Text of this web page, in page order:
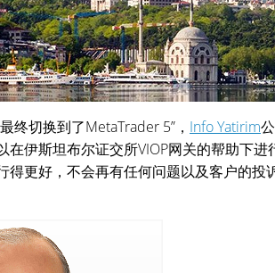
终切换到了MetaTrader 5”， Info Yatirim
伊斯坦布尔证交所VIOP网关的帮助下
更好，不会再有任何问题以及客户的投